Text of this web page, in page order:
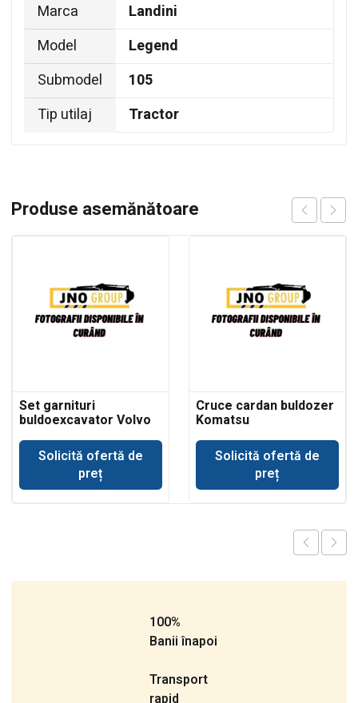
Marca
Landini
Model
Legend
Submodel
105
Tip utilaj
Tractor
Produse asemănătoare
Set garnituri
buldoexcavator Volvo
cupa incarcare
Solicită ofertă de
preț
Cruce cardan buldozer
Komatsu
Solicită ofertă de
preț
100%
Banii înapoi
Transport
rapid